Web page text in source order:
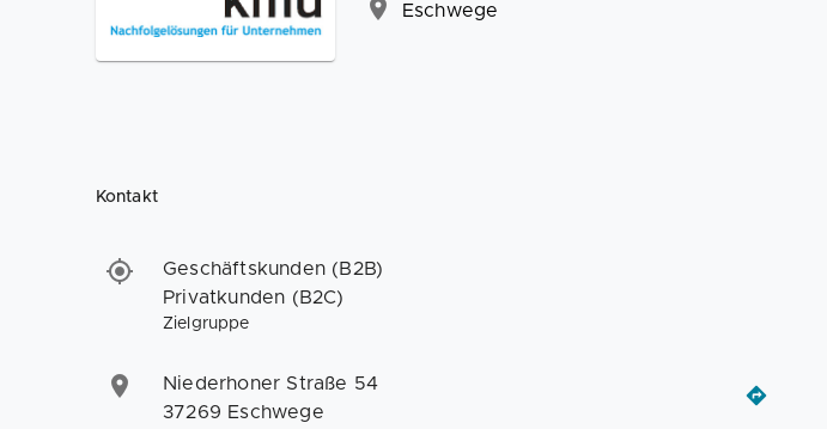
Eschwege
Kontakt
Geschäftskunden (B2B)
Privatkunden (B2C)
Zielgruppe
Niederhoner Straße 54
37269 Eschwege